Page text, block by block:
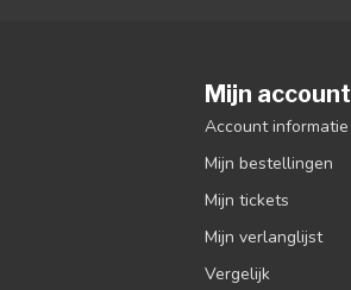
Mijn account
Account informatie
Mijn bestellingen
Mijn tickets
Mijn verlanglijst
Vergelijk